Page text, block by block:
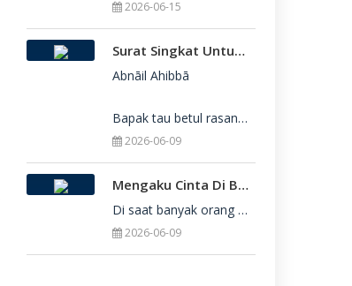
2026-06-15
Surat Singkat Untukmu Yang Belum Juga Diterima Di Perguruan Tinggi
Abnāil Ahibbā
Bapak tau betul rasanya berat sekali ketika dirimu belum juga diterima di Perguru
2026-06-09
Mengaku Cinta Di Balik Keterbatasan: Seni Menerima Diri Di Hadapan Ilahi
Di saat banyak orang yang serba menuntut kesempurnaan, kita sering kali terjebak dalam rasa bersalah
2026-06-09